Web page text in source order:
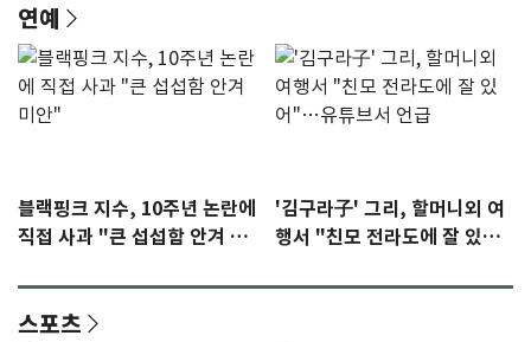
연예
블랙핑크 지수, 10주년 논란에
직접 사과 "큰 섭섭함 안겨 미
'김구라子' 그리, 할머니외 여
행서 "친모 전라도에 잘 있
스포츠